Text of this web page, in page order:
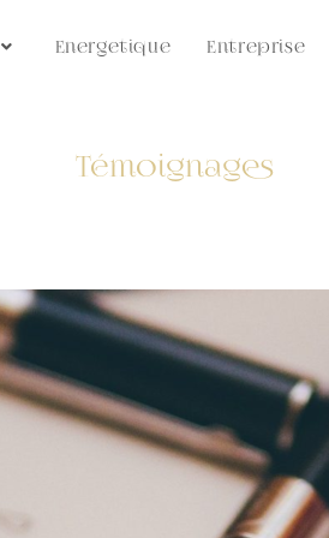
Energetique Entreprise
Témoignages